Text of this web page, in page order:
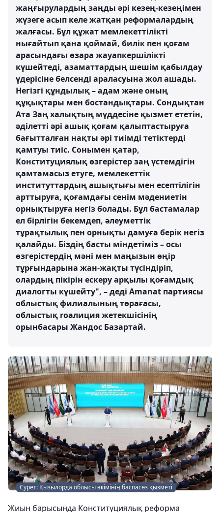
жаңғырулардың заңды әрі кезең-кезеңімен
жүзеге асып келе жатқан реформалардың
жалғасы. Бұл құжат мемлекеттілікті
нығайтып қана қоймай, билік пен қоғам
арасындағы өзара жауапкершілікті
күшейтеді, азаматтардың шешім қабылдау
үдерісіне белсенді араласуына жол ашады.
Негізгі құндылық – адам және оның
құқықтары мен бостандықтары. Сондықтан
Ата Заң халықтың мүддесіне қызмет ететін,
әділетті әрі ашық қоғам қалыптастыруға
бағытталған нақты әрі тиімді тетіктерді
қамтуы тиіс. Сонымен қатар,
Конституциялық өзгерістер заң үстемдігін
қамтамасыз етуге, мемлекеттік
институттардың ашықтығы мен есептілігін
арттыруға, қоғамдағы сенім мәдениетін
орнықтыруға негіз болады. Бұл бастамалар
ел бірлігін бекемдеп, әлеуметтік
тұрақтылық пен орнықты дамуға берік негіз
қалайды. Біздің басты міндетіміз – осы
өзгерістердің мәні мен маңызын өңір
тұрғындарына жан-жақты түсіндіріп,
олардың пікірін ескеру арқылы қоғамдық
диалогты күшейту", – деді Amanat партиясы
облыстық филиалының төрағасы,
облыстық rоалиция жетекшісінің
орынбасары Жандос Базартай.
Сурет: Қызылорда облысы әкімінің баспасөз қызметі
Жиын барысында Конституциялық реформа